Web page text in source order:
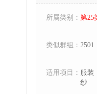
所属类别： 第25
类似群组： 2501
适用项目： 服装
纱